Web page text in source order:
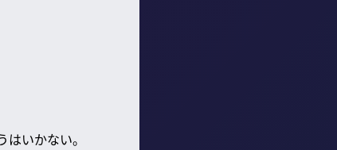
いかない。